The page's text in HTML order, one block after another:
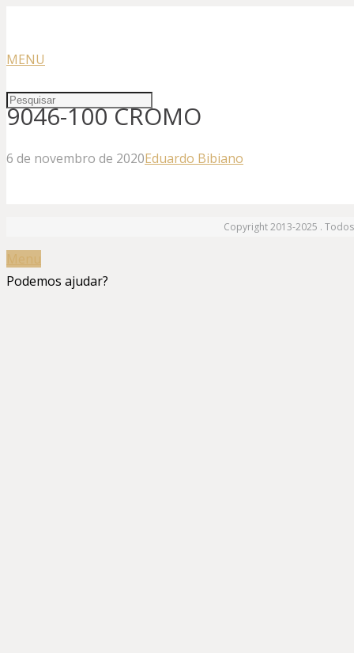
MENU
9046-100 CROMO
6 de novembro de 2020Eduardo Bibiano
Copyright 2013-2025 .
Menu
Podemos ajudar?